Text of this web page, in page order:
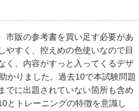
市販の参考書を買い足す必要があ
やすく、控えめの色使いなので目
く、内容がすっと入ってくるデザ
かりました。過去10で本試験問題
でに出題されていない箇所も含め
とトレーニングの特徴を意識し